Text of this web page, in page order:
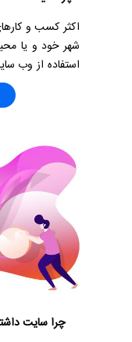
اکثر کسب و
شهر خود و یا
استفاده از وب
در سراسر ایران
چرا سایت